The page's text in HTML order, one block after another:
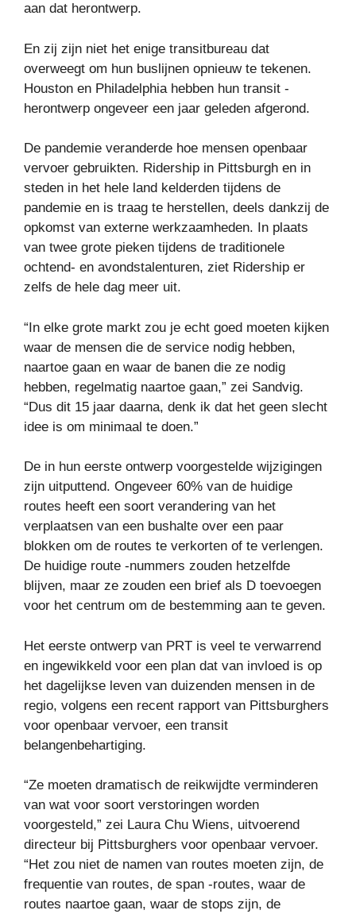
aan dat herontwerp.
En zij zijn niet het enige transitbureau dat
overweegt om hun buslijnen opnieuw te tekenen.
Houston en Philadelphia hebben hun transit -
herontwerp ongeveer een jaar geleden afgerond.
De pandemie veranderde hoe mensen openbaar
vervoer gebruikten. Ridership in Pittsburgh en in
steden in het hele land kelderden tijdens de
pandemie en is traag te herstellen, deels dankzij de
opkomst van externe werkzaamheden. In plaats
van twee grote pieken tijdens de traditionele
ochtend- en avondstalenturen, ziet Ridership er
zelfs de hele dag meer uit.
“In elke grote markt zou je echt goed moeten kijken
waar de mensen die de service nodig hebben,
naartoe gaan en waar de banen die ze nodig
hebben, regelmatig naartoe gaan,” zei Sandvig.
“Dus dit 15 jaar daarna, denk ik dat het geen slecht
idee is om minimaal te doen.”
De in hun eerste ontwerp voorgestelde wijzigingen
zijn uitputtend. Ongeveer 60% van de huidige
routes heeft een soort verandering van het
verplaatsen van een bushalte over een paar
blokken om de routes te verkorten of te verlengen.
De huidige route -nummers zouden hetzelfde
blijven, maar ze zouden een brief als D toevoegen
voor het centrum om de bestemming aan te geven.
Het eerste ontwerp van PRT is veel te verwarrend
en ingewikkeld voor een plan dat van invloed is op
het dagelijkse leven van duizenden mensen in de
regio, volgens een recent rapport van Pittsburghers
voor openbaar vervoer, een transit
belangenbehartiging.
“Ze moeten dramatisch de reikwijdte verminderen
van wat voor soort verstoringen worden
voorgesteld,” zei Laura Chu Wiens, uitvoerend
directeur bij Pittsburghers voor openbaar vervoer.
“Het zou niet de namen van routes moeten zijn, de
frequentie van routes, de span -routes, waar de
routes naartoe gaan, waar de stops zijn, de